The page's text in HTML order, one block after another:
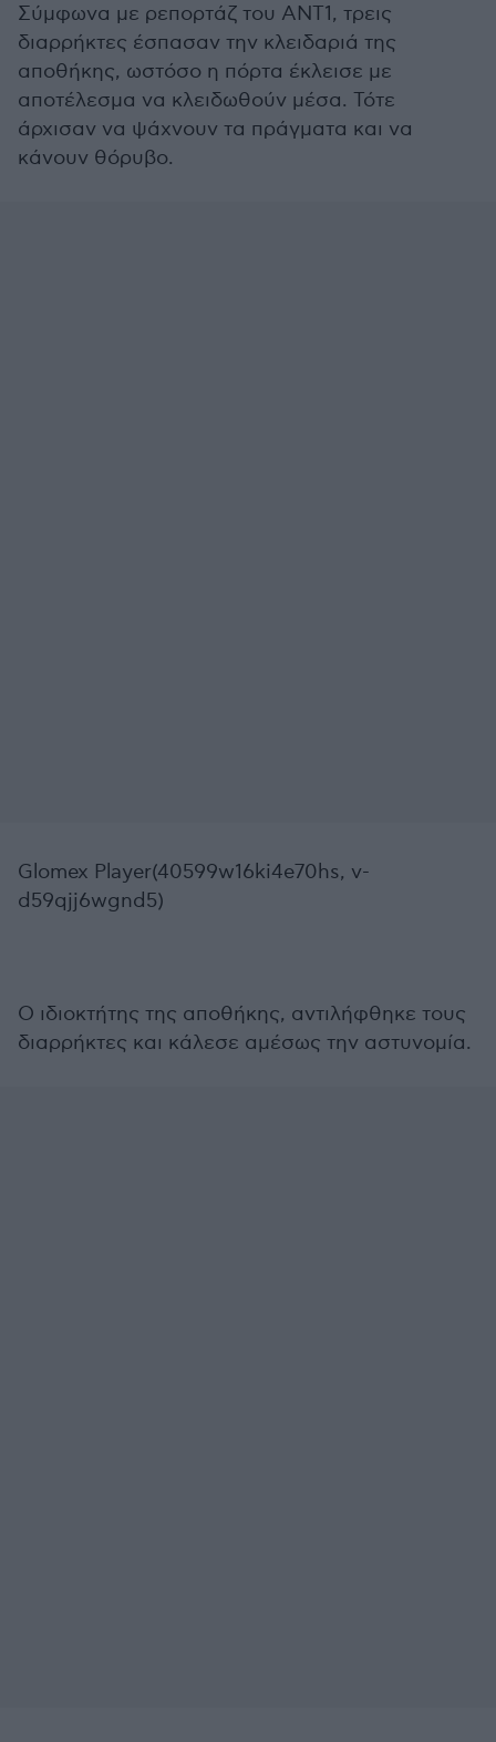
Σύμφωνα με ρεπορτάζ του ΑΝΤ1, τρεις
διαρρήκτες έσπασαν την κλειδαριά της
αποθήκης, ωστόσο η πόρτα έκλεισε με
αποτέλεσμα να κλειδωθούν μέσα. Τότε
άρχισαν να ψάχνουν τα πράγματα και να
κάνουν θόρυβο.
Glomex Player(40599w16ki4e70hs, v-
d59qjj6wgnd5)
Ο ιδιοκτήτης της αποθήκης, αντιλήφθηκε τους
διαρρήκτες και κάλεσε αμέσως την αστυνομία.